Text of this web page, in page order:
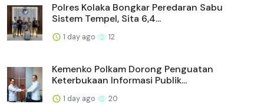
Polres Kolaka Bongkar Peredaran Sabu
Sistem Tempel, Sita 6,4...
1 day ago 12
Kemenko Polkam Dorong Penguatan
Keterbukaan Informasi Publik...
1 day ago 20